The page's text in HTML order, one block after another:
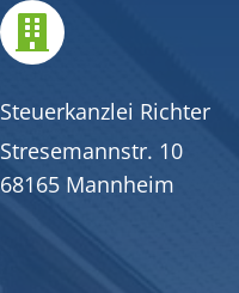

Steuerkanzlei Richter
Stresemannstr. 10
68165 Mannheim